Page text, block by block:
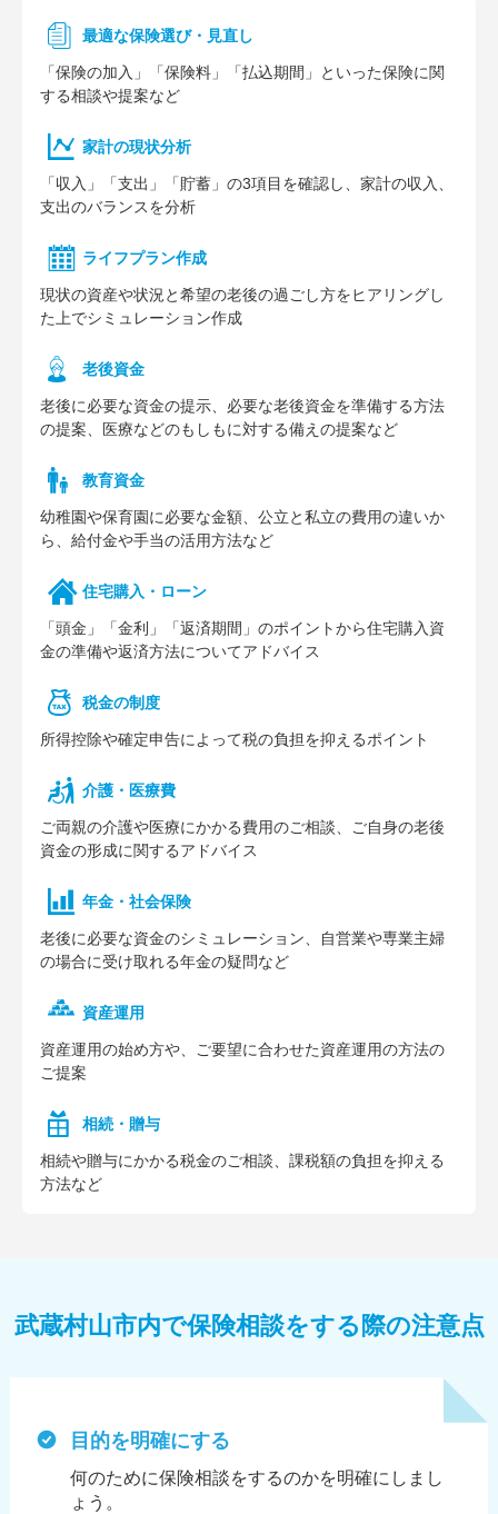
最適な保険選び・見直し
「保険の加入」「保険料」「払込期間」といった保険に関
する相談や提案など
家計の現状分析
「収入」「支出」「貯蓄」の3項目を確認し、家計の収入、
支出のバランスを分析
ライフプラン作成
現状の資産や状況と希望の老後の過ごし方をヒアリングし
た上でシミュレーション作成
⽼後資⾦
老後に必要な資金の提示、必要な老後資金を準備する方法
の提案、医療などのもしもに対する備えの提案など
教育資金
幼稚園や保育園に必要な⾦額、公⽴と私⽴の費⽤の違いか
ら、給付⾦や⼿当の活⽤⽅法など
住宅購⼊・ローン
「頭⾦」「⾦利」「返済期間」のポイントから住宅購⼊資
⾦の準備や返済⽅法についてアドバイス
税⾦の制度
所得控除や確定申告によって税の負担を抑えるポイント
介護・医療費
ご両親の介護や医療にかかる費⽤のご相談、ご⾃⾝の⽼後
資⾦の形成に関するアドバイス
年⾦・社会保険
⽼後に必要な資⾦のシミュレーション、⾃営業や専業主婦
の場合に受け取れる年⾦の疑問など
資産運用
資産運⽤の始め⽅や、ご要望に合わせた資産運⽤の⽅法の
ご提案
相続・贈与
相続や贈与にかかる税⾦のご相談、課税額の負担を抑える
⽅法など
武蔵村山市内で保険相談をする際の注意点
目的を明確にする
何のために保険相談をするのかを明確にしまし
ょう。